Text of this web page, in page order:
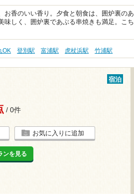
お香のいい香り。夕食と朝食は、囲炉裏のあ
味しく、囲炉裏であぶる串焼きも満足。こち
OK 登別駅 富浦駅 虎杖浜駅 竹浦駅
宿泊
/ 0件
お気に入りに追加
ンを見る